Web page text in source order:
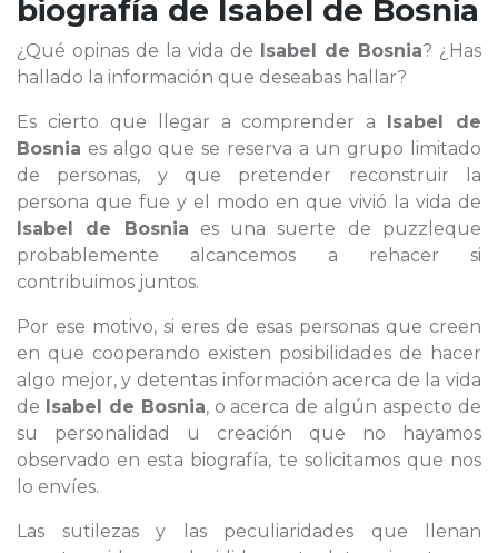
biografía de Isabel de Bosnia
¿Qué opinas de la vida de Isabel de Bosnia? ¿Has
hallado la información que deseabas hallar?
Es cierto que llegar a comprender a Isabel de
Bosnia es algo que se reserva a un grupo limitado
de personas, y que pretender reconstruir la
persona que fue y el modo en que vivió la vida de
Isabel de Bosnia es una suerte de puzzleque
probablemente alcancemos a rehacer si
contribuimos juntos.
Por ese motivo, si eres de esas personas que creen
en que cooperando existen posibilidades de hacer
algo mejor, y detentas información acerca de la vida
de Isabel de Bosnia, o acerca de algún aspecto de
su personalidad u creación que no hayamos
observado en esta biografía, te solicitamos que nos
lo envíes.
Las sutilezas y las peculiaridades que llenan